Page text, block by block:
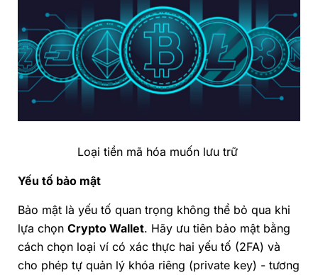
Loại tiền mã hóa muốn lưu trữ
Yếu tố bảo mật
Bảo mật là yếu tố quan trọng không thể bỏ qua khi
lựa chọn Crypto Wallet. Hãy ưu tiên bảo mật bằng
cách chọn loại ví có xác thực hai yếu tố (2FA) và
cho phép tự quản lý khóa riêng (private key) - tương